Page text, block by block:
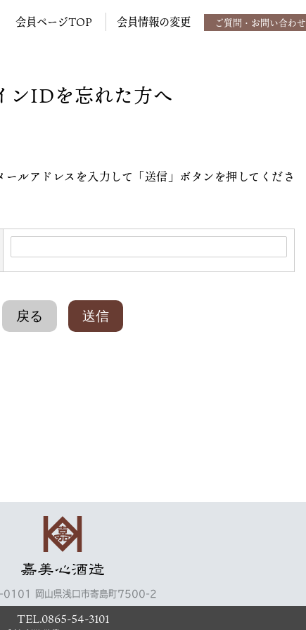
会員ページTOP 会員情報の変更 ご質問・お問い合わせ
ンIDを忘れた方へ
ルアドレスを入力して「送信」ボタンを押してくださ
岡山県浅口市寄島町7500-2
TEL.0865-54-3101